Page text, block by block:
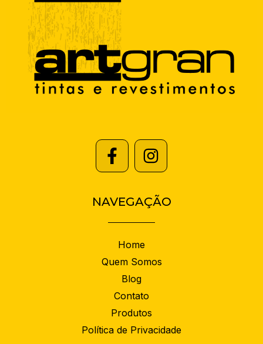
NAVEGAÇÃO
Home
Quem Somos
Blog
Contato
Produtos
Política de Privacidade